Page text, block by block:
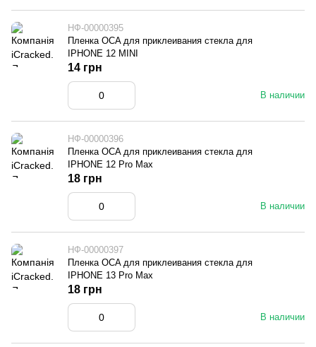
НФ-00000395
Пленка OCA для приклеивания стекла для
IPHONE 12 MINI
В наличии
14 грн
НФ-00000396
Пленка OCA для приклеивания стекла для
IPHONE 12 Pro Max
В наличии
18 грн
НФ-00000397
Пленка OCA для приклеивания стекла для
IPHONE 13 Pro Max
В наличии
18 грн